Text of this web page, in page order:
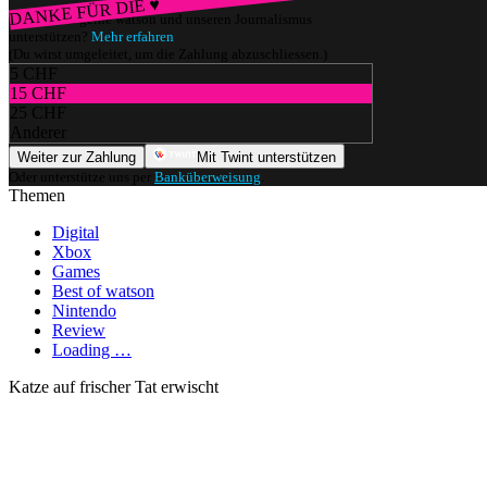
DANKE FÜR DIE ♥
Würdest du gerne watson und unseren Journalismus
unterstützen? Mehr erfahren
(Du wirst umgeleitet, um die Zahlung abzuschliessen.)
5 CHF
15 CHF
25 CHF
Anderer
Weiter zur Zahlung
Mit Twint unterstützen
Oder unterstütze uns per Banküberweisung
Themen
Digital
Xbox
Games
Best of watson
Nintendo
Review
Loading …
Katze auf frischer Tat erwischt